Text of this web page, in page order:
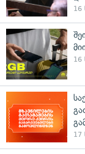
16
16
17